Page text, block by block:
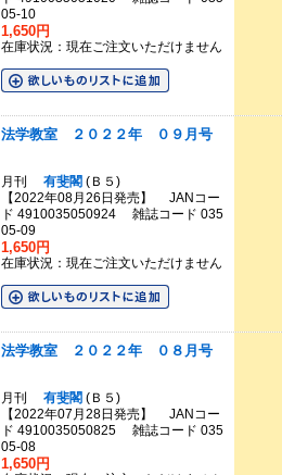
05-10
1,650円
在庫状況：現在ご注文いただけません
法学教室 ２０２２年 ０９月号
月刊 有斐閣 (Ｂ５)
【2022年08月26日発売】 JANコー
ド 4910035050924 雑誌コード 035
05-09
1,650円
在庫状況：現在ご注文いただけません
法学教室 ２０２２年 ０８月号
月刊 有斐閣 (Ｂ５)
【2022年07月28日発売】 JANコー
ド 4910035050825 雑誌コード 035
05-08
1,650円